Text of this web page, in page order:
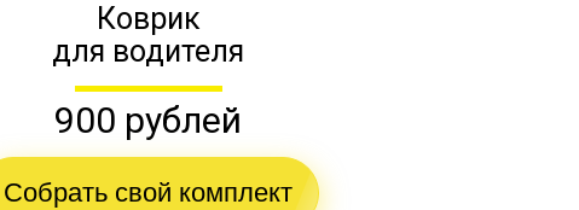
Коврик
для водителя
900 рублей
Собрать свой комплект